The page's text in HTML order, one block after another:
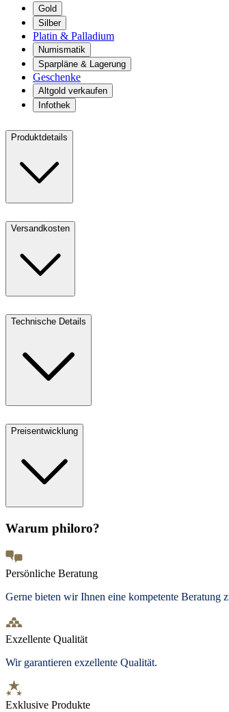
Gold
Silber
Platin & Palladium
Numismatik
Sparpläne & Lagerung
Geschenke
Altgold verkaufen
Infothek
Produktdetails
Versandkosten
Technische Details
Preisentwicklung
Warum philoro?
Persönliche Beratung
Gerne bieten wir Ihnen eine kompetente
Exzellente Qualität
Wir garantieren exzellente Qualität.
Exklusive Produkte